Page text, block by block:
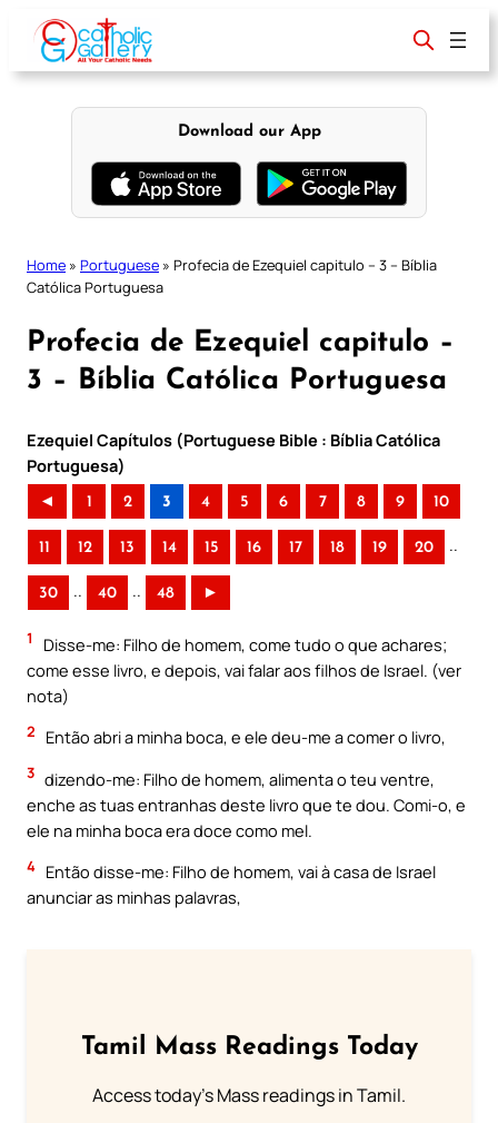
content
Download our App
Home » Portuguese » Profecia de Ezequiel capitulo – 3 – Bíblia
Católica Portuguesa
Profecia de Ezequiel capitulo –
3 – Bíblia Católica Portuguesa
Ezequiel Capítulos (Portuguese Bible : Bíblia Católica
Portuguesa)
◄ 1 2 3 4 5 6 7 8 9 10
11 12 13 14 15 16 17 18 19 20 ..
30 .. 40 .. 48 ►
1
Disse-me: Filho de homem, come tudo o que achares;
come esse livro, e depois, vai falar aos filhos de Israel. (ver
nota)
2 Então abri a minha boca, e ele deu-me a comer o livro,
3 dizendo-me: Filho de homem, alimenta o teu ventre,
enche as tuas entranhas deste livro que te dou. Comi-o, e
ele na minha boca era doce como mel.
4 Então disse-me: Filho de homem, vai à casa de Israel
anunciar as minhas palavras,
Tamil Mass Readings Today
Access today's Mass readings in Tamil.